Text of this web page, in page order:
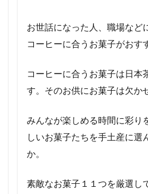
お世話になった人、職場など
コーヒーに合うお菓子がおす
コーヒーに合うお菓子は日本
す。そのお供にお菓子は欠か
みんなが楽しめる時間に彩り
しいお菓子たちを手土産に選
か。
素敵なお菓子１１つを厳選し